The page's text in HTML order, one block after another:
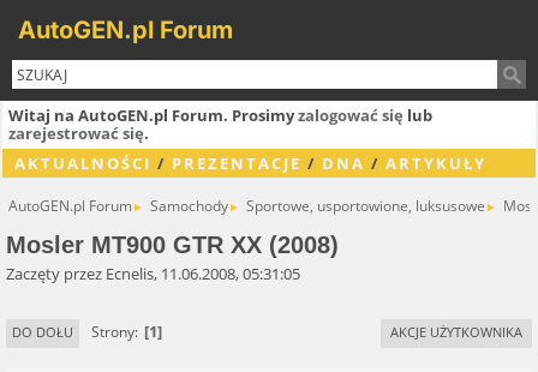
AutoGEN.pl Forum
Witaj na AutoGEN.pl Forum. Prosimyzalogować się lub
zarejestrować się.
AKTUALNOŚCI / PREZENTACJE / DNA / ARTYKUŁY
AutoGEN.pl Forum► Samochody► Sportowe, usportowione, luksusowe ►
Mosler MT900 GTR XX (2008)
Zaczęty przez Ecnelis, 11.06.2008, 05:31:05
DO DOŁU Strony 1 AKCJE UŻYTKOWNIKA